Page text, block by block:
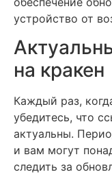
устройство от
на кракен
Каждый раз,
убедитесь, что
актуальны.
и вам могут
следить за